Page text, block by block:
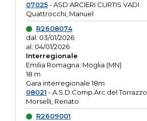
07025- ASD ARCIERI CURTIS VADI
Quattrocchi, Manuel
R2608074
dal: 03/01/2026
al: 04/01/2026
Interregionale
Emilia Romagna: Moglia (MN)
18 m
Gara interregionale 18m
08021 - A.S.D.Comp.Arc.del Torrazzo
Morselli, Renato
R2609001